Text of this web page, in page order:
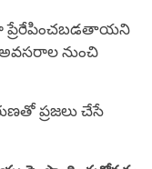
ప్రేరేపించబడతాయని
నుంచి
ప్రజలు చేసే